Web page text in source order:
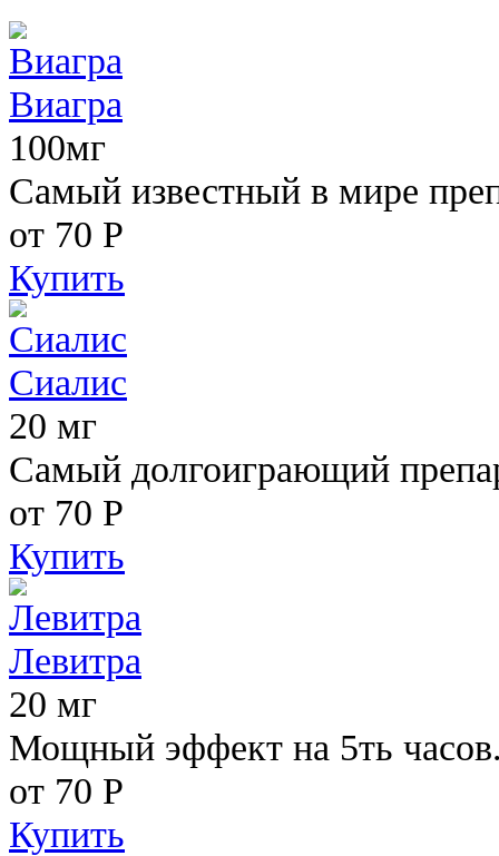
Виагра
100мг
Самый известный в мире
от 70 Р
Купить
Сиалис
20 мг
Самый долгоиграющий
от 70 Р
Купить
Левитра
20 мг
Мощный эффект на 5ть
от 70 Р
Купить